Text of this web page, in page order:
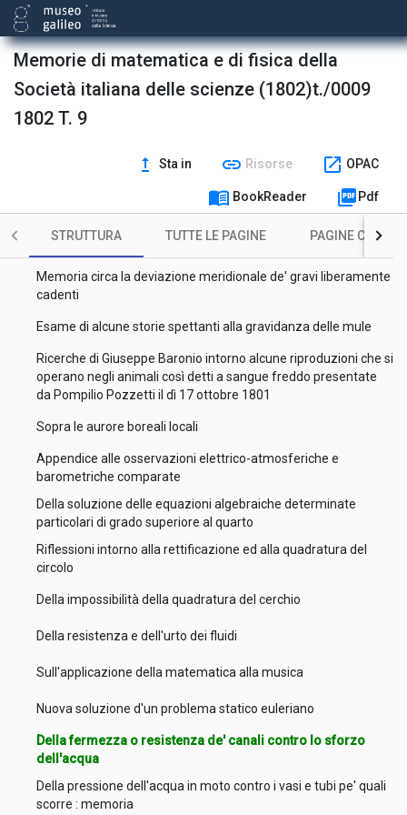
Memorie di matematica e di fisica della
Società italiana delle scienze (1802)t./0009
1802 T. 9
upgrade Sta in link Risorse open_in_new OPAC
menu_book BookReader picture_as_pdf Pdf
STRUTTURA TUTTE LE PAGINE PAGINE CON
matematica]
Sopra due idropici fortunatamente guariti per una caduta
dall'alto
Saggio analitico principalmente diretto ad ampliare gli usi di
quella formola chiamata Il binomio di Newton
Sopra una terra vulcanica scoperta nella provincia
bergamasca
Memoria sopra alcune nuove specie di piante
Memoria circa la deviazione meridionale de' gravi liberamente
cadenti
Esame di alcune storie spettanti alla gravidanza delle mule
Ricerche di Giuseppe Baronio intorno alcune riproduzioni che si
operano negli animali così detti a sangue freddo presentate
da Pompilio Pozzetti il dì 17 ottobre 1801
Sopra le aurore boreali locali
Appendice alle osservazioni elettrico-atmosferiche e
barometriche comparate
Della soluzione delle equazioni algebraiche determinate
particolari di grado superiore al quarto
Riflessioni intorno alla rettificazione ed alla quadratura del
circolo
Della impossibilità della quadratura del cerchio
Della resistenza e dell'urto dei fluidi
Sull'applicazione della matematica alla musica
Nuova soluzione d'un problema statico euleriano
Della fermezza o resistenza de' canali contro lo sforzo
dell'acqua
Della pressione dell'acqua in moto contro i vasi e tubi pe' quali
scorre : memoria